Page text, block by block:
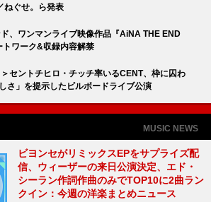
ねぐせ。ら発表
、ワンマンライブ映像作品『AiNA THE END
ワーク&収録内容解禁
セントチヒロ・チッチ率いるCENT、枠に囚わ
さ」を提示したビルボードライブ公演
MUSIC NEWS
ビヨンセがリミックスEPをサプライズ配
信、ウィーザーの来日公演決定、エド・
シーラン作詞作曲のみでTOP10に2曲ラン
クイン：今週の洋楽まとめニュース